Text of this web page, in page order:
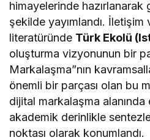
himayelerinde hazırlanarak
şekilde yayımlandı. İletişim
literatüründe Türk Ekolü
oluşturma vizyonunun bir
Markalaşma”nın
önemli bir parçası olan bu
dijital markalaşma alanında
akademik derinlikle
noktası olarak konumlandı.